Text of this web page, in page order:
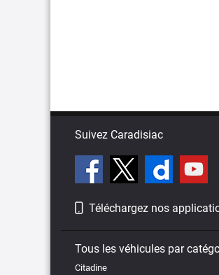
Suivez Caradisiac
Téléchargez nos
Tous les véhicules par
Citadine